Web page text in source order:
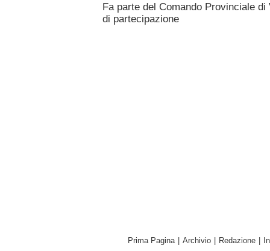
Fa parte del Comando Provinciale
di partecipazione
Prima Pagina Archivio Redazione